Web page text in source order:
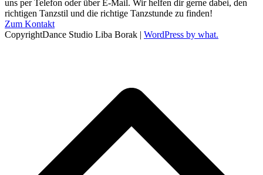
uns per Telefon oder über E-Mail. Wir helfen dir gerne dabei, den
richtigen Tanzstil und die richtige Tanzstunde zu finden!
Zum Kontakt
CopyrightDance Studio Liba Borak | WordPress by what.